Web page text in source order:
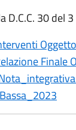
D.C.C. 30 del
Finale